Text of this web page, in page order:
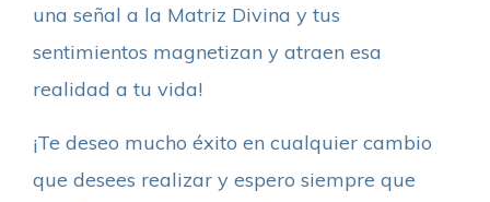
una señal a la Matriz Divina y tus
sentimientos magnetizan y atraen esa
realidad a tu vida!
¡Te deseo mucho éxito en cualquier cambio
que desees realizar y espero siempre que